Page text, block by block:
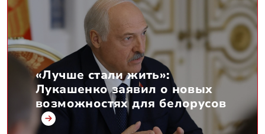
«Лучше стали жить»:
Лукашенко заявил о новых
возможностях для белорусов